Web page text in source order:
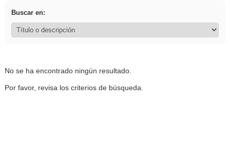
Buscar en:
No se ha encontrado ningún resultado.
Por favor, revisa los criterios de búsqueda.